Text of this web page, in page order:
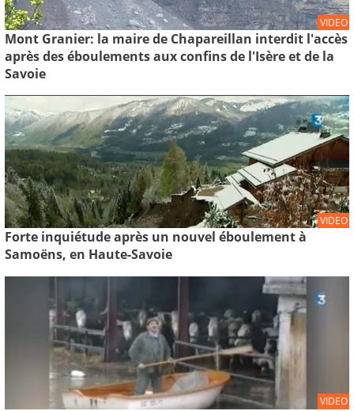
VIDEO
Mont Granier: la maire de Chapareillan interdit l'accès
après des éboulements aux confins de l'Isère et de la
Savoie
VIDEO
Forte inquiétude après un nouvel éboulement à
Samoëns, en Haute-Savoie
VIDEO